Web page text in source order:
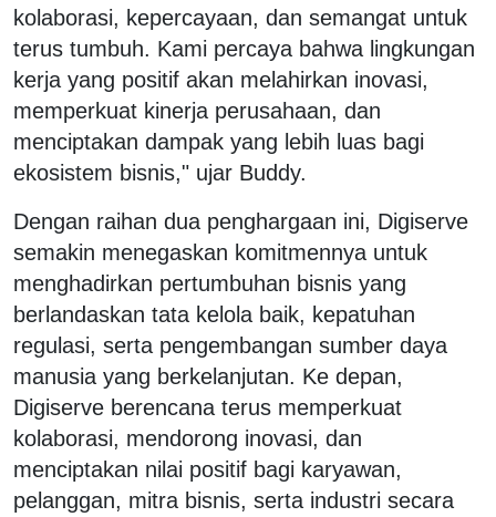
kolaborasi, kepercayaan, dan semangat untuk
terus tumbuh. Kami percaya bahwa lingkungan
kerja yang positif akan melahirkan inovasi,
memperkuat kinerja perusahaan, dan
menciptakan dampak yang lebih luas bagi
ekosistem bisnis," ujar Buddy.
Dengan raihan dua penghargaan ini, Digiserve
semakin menegaskan komitmennya untuk
menghadirkan pertumbuhan bisnis yang
berlandaskan tata kelola baik, kepatuhan
regulasi, serta pengembangan sumber daya
manusia yang berkelanjutan. Ke depan,
Digiserve berencana terus memperkuat
kolaborasi, mendorong inovasi, dan
menciptakan nilai positif bagi karyawan,
pelanggan, mitra bisnis, serta industri secara